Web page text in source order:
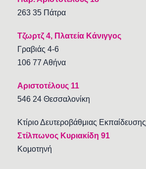
263 35 Πάτρα
Τζωρτζ 4, Πλατεία Κάνιγγος
Γραβιάς 4-6
106 77 Αθήνα
Αριστοτέλους 11
546 24 Θεσσαλονίκη
Κτίριο Δευτεροβάθμιας Εκπαίδευσης
Στίλπωνος Κυριακίδη 91
Κομοτηνή